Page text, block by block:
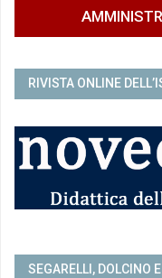
RIVISTA ONLINE
SEGARELLI, DOLCINO